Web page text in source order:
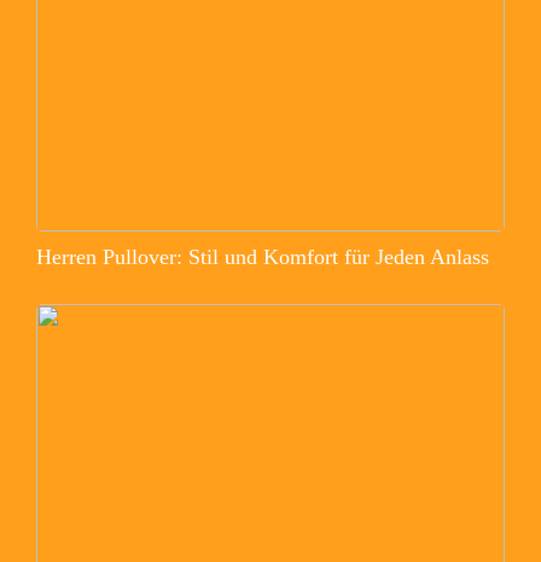
Herren Pullover: Stil und Komfort für Jeden Anlass